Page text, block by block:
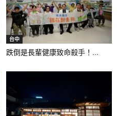
台中
跌倒是長輩健康致命殺手！...